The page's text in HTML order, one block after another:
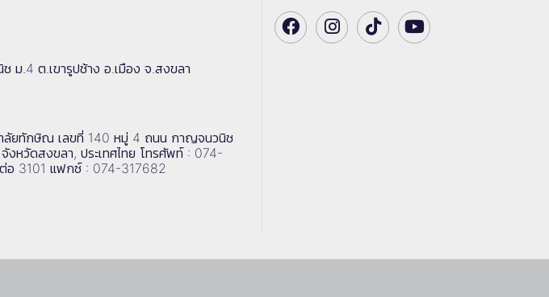
ม.4 ต.เขารูปช้าง อ.เมือง จ.สงขลา
ลัยทักษิณ เลขที่ 140 หมู่ 4 ถนน กาญจนวนิช
งหวัดสงขลา, ประเทศไทย โทรศัพท์ : 074-
อ 3101 แฟกซ์ : 074-317682